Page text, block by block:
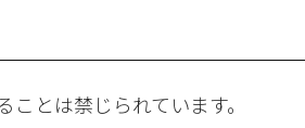
とは禁じられています。